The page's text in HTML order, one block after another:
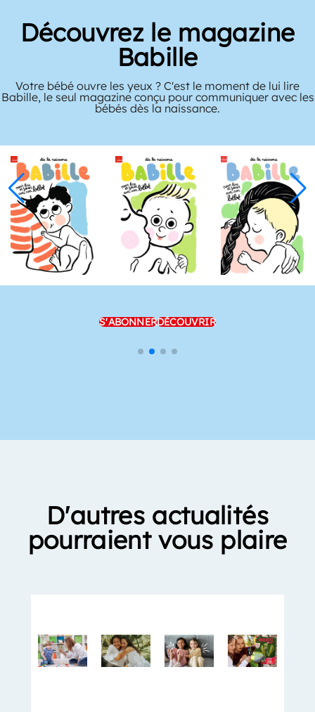
Découvrez le magazine
Babille
Votre bébé ouvre les yeux ? C'est le moment de lui lire
Babille, le seul magazine conçu pour communiquer avec les
bébés dès la naissance.
S'ABONNERDÉCOUVRIR
D'autres actualités
pourraient vous plaire